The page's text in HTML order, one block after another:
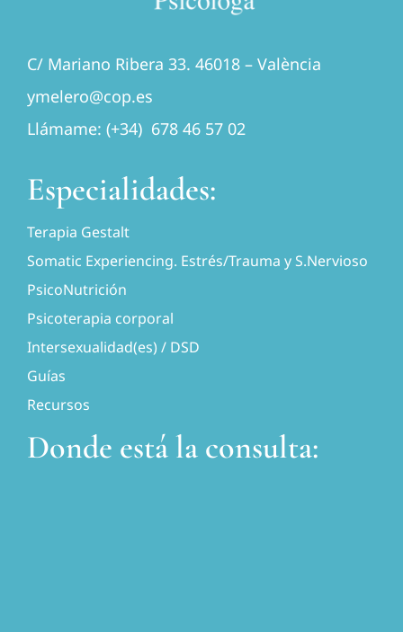
C/ Mariano Ribera 33. 46018 – València
ymelero@cop.es
Llámame: (+34) 678 46 57 02
Especialidades:
Terapia Gestalt
Somatic Experiencing. Estrés/Trauma y S.Nervioso
PsicoNutrición
Psicoterapia corporal
Intersexualidad(es) / DSD
Guías
Recursos
Donde está la consulta: